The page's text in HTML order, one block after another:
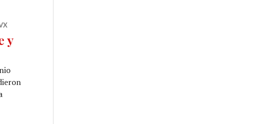
y
de Rock con Noise Space y Carnero Rojo